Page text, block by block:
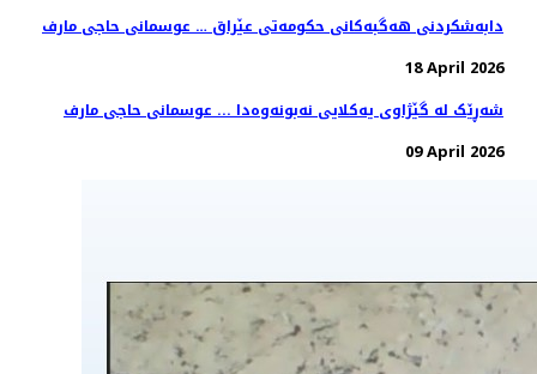
دابەشکردنی هەگبەکانی حکومەتی عێراق … عوسمانی حاجی مارف
18 April 2026
شەڕێک لە گێژاوی یەکلایی نەبونەوەدا ... عوسمانی حاجی مارف
09 April 2026